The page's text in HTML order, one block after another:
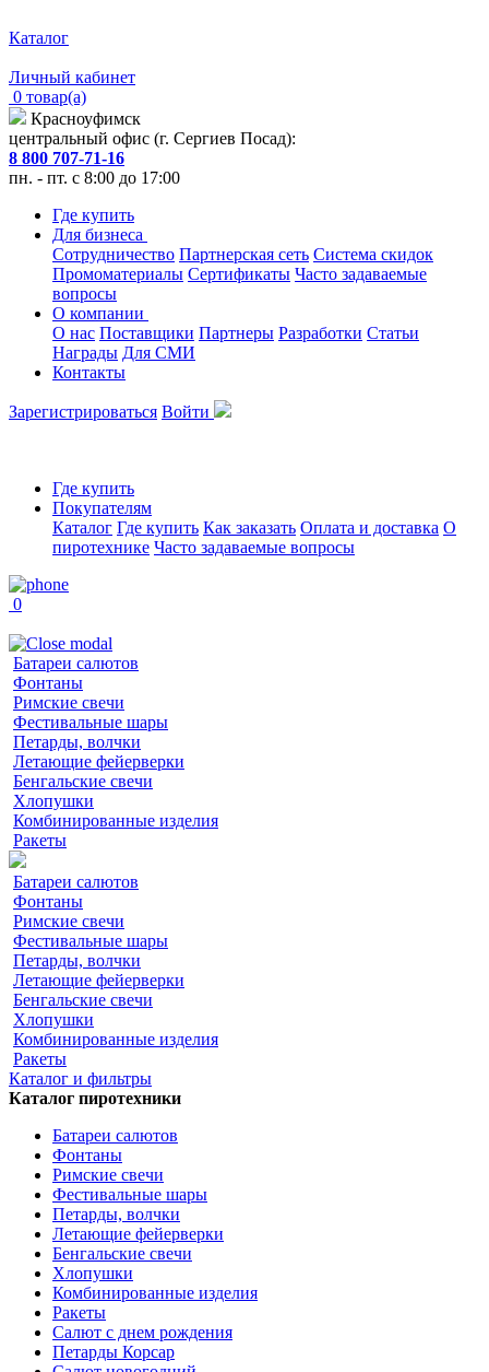
Каталог
Личный кабинет
0 товар(а)
Красноуфимск
центральный офис (г. Сергиев Посад):
8 800 707-71-16
пн. - пт. с 8:00 до 17:00
Где купить
Для бизнеса
Сотрудничество Партнерская сеть Система скидок
Промоматериалы Сертификаты Часто задаваемые
вопросы
О компании
О нас Поставщики Партнеры Разработки Статьи
Награды Для СМИ
Контакты
Зарегистрироваться Войти
Где купить
Покупателям
Каталог Где купить Как заказать Оплата и доставка О
пиротехнике Часто задаваемые вопросы
0
Батареи салютов
Фонтаны
Римские свечи
Фестивальные шары
Петарды, волчки
Летающие фейерверки
Бенгальские свечи
Хлопушки
Комбинированные изделия
Ракеты
Батареи салютов
Фонтаны
Римские свечи
Фестивальные шары
Петарды, волчки
Летающие фейерверки
Бенгальские свечи
Хлопушки
Комбинированные изделия
Ракеты
Каталог и фильтры
Каталог пиротехники
Батареи салютов
Фонтаны
Римские свечи
Фестивальные шары
Петарды, волчки
Летающие фейерверки
Бенгальские свечи
Хлопушки
Комбинированные изделия
Ракеты
Салют с днем рождения
Петарды Корсар